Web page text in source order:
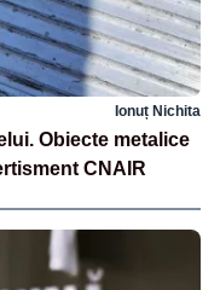
Ionuț Nichita
Obiecte metalice
CNAIR